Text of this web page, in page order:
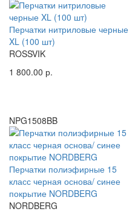
Перчатки нитриловые черные
XL (100 шт)
ROSSVIK
1 800.00 р.
NPG1508BB
Перчатки полиэфирные 15
класс черная основа/ синее
покрытие NORDBERG
NORDBERG